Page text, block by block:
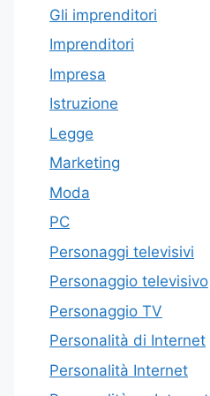
Gli imprenditori
Imprenditori
Impresa
Istruzione
Legge
Marketing
Moda
PC
Personaggi televisivi
Personaggio televisivo
Personaggio TV
Personalità di Internet
Personalità Internet